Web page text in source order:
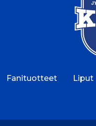
Fanituotteet Liput